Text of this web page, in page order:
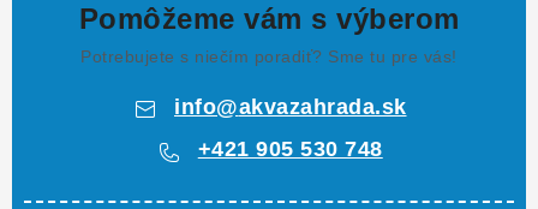
Pomôžeme vám s výberom
Potrebujete s niečím poradiť? Sme tu pre vás!
info@akvazahrada.sk
+421 905 530 748